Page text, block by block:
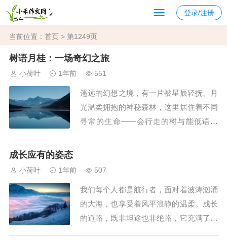
登录/注册
当前位置： 首页 > 第1249页
树语月桂：一场奇幻之旅
小荷叶 1年前 551
遥远的幻想之境，有一片被星辰轻抚、月
光温柔拥抱的神秘森林，这里居住着不同
寻常的生命——会行走的树与能低语的
大的桂树立于中央，它的枝叶间似乎散发
着淡淡的银辉，...
成长应有的姿态
小荷叶 1年前 507
我们每个人都是航行者，面对着波涛汹涌
的大海，也享受着风平浪静的温柔。成长
的道路，既非坦途也非绝路，它充满了无